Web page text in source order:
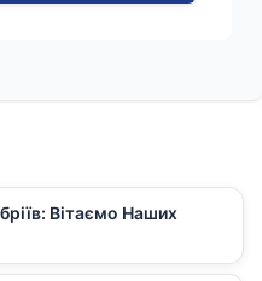
Вітаємо Наших